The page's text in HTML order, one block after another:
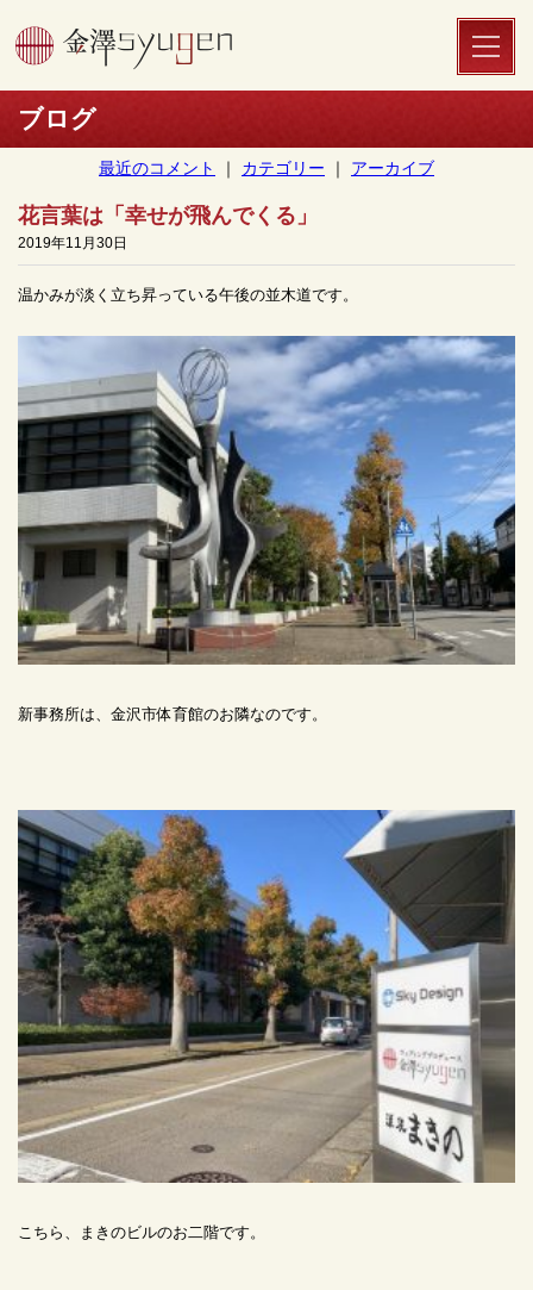
toggle
ブログ
最近のコメント カテゴリー アーカイブ
花言葉は「幸せが飛んでくる」
2019年11月30日
温かみが淡く立ち昇っている午後の並木道です。
新事務所は、金沢市体育館のお隣なのです。
こちら、まきのビルのお二階です。